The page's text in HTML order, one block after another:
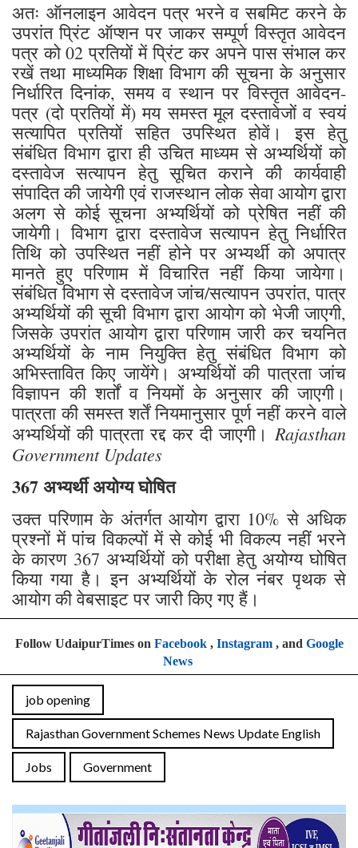
अतः ऑनलाइन आवेदन पत्र भरने व सबमिट करने के
उपरांत प्रिंट ऑप्शन पर जाकर सम्पूर्ण विस्तृत आवेदन
पत्र को 02 प्रतियों में प्रिंट कर अपने पास संभाल कर
रखें तथा माध्यमिक शिक्षा विभाग की सूचना के अनुसार
निर्धारित दिनांक, समय व स्थान पर विस्तृत आवेदन-
पत्र (दो प्रतियों में) मय समस्त मूल दस्तावेजों व स्वयं
सत्यापित प्रतियों सहित उपस्थित होवें। इस हेतु
संबंधित विभाग द्वारा ही उचित माध्यम से अभ्यर्थियों को
दस्तावेज सत्यापन हेतु सूचित कराने की कार्यवाही
संपादित की जायेगी एवं राजस्थान लोक सेवा आयोग द्वारा
अलग से कोई सूचना अभ्यर्थियों को प्रेषित नहीं की
जायेगी। विभाग द्वारा दस्तावेज सत्यापन हेतु निर्धारित
तिथि को उपस्थित नहीं होने पर अभ्यर्थी को अपात्र
मानते हुए परिणाम में विचारित नहीं किया जायेगा।
संबंधित विभाग से दस्तावेज जांच/सत्यापन उपरांत, पात्र
अभ्यर्थियों की सूची विभाग द्वारा आयोग को भेजी जाएगी,
जिसके उपरांत आयोग द्वारा परिणाम जारी कर चयनित
अभ्यर्थियों के नाम नियुक्ति हेतु संबंधित विभाग को
अभिस्तावित किए जायेंगे। अभ्यर्थियों की पात्रता जांच
विज्ञापन की शर्तों व नियमों के अनुसार की जाएगी।
पात्रता की समस्त शर्तें नियमानुसार पूर्ण नहीं करने वाले
अभ्यर्थियों की पात्रता रद्द कर दी जाएगी। Rajasthan
Government Updates
367 अभ्यर्थी अयोग्य घोषित
उक्त परिणाम के अंतर्गत आयोग द्वारा 10% से अधिक
प्रश्नों में पांच विकल्पों में से कोई भी विकल्प नहीं भरने
के कारण 367 अभ्यर्थियों को परीक्षा हेतु अयोग्य घोषित
किया गया है। इन अभ्यर्थियों के रोल नंबर पृथक से
आयोग की वेबसाइट पर जारी किए गए हैं।
Follow UdaipurTimes on Facebook, Instagram, and Google
News
job opening
Rajasthan Government Schemes News Update English
Jobs Government